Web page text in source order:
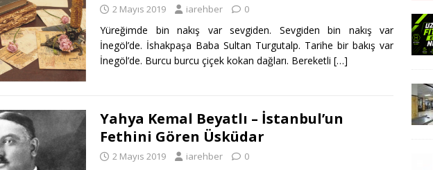
2 Mayıs 2019 iarehber 0
Yüreğimde bin nakış var sevgiden. Sevgiden bin nakış var
İnegöl’de. İshakpaşa Baba Sultan Turgutalp. Tarihe bir bakış var
İnegöl’de. Burcu burcu çiçek kokan dağları. Bereketli […]
Yahya Kemal Beyatlı – İstanbul’un
Fethini Gören Üsküdar
2 Mayıs 2019 iarehber 0